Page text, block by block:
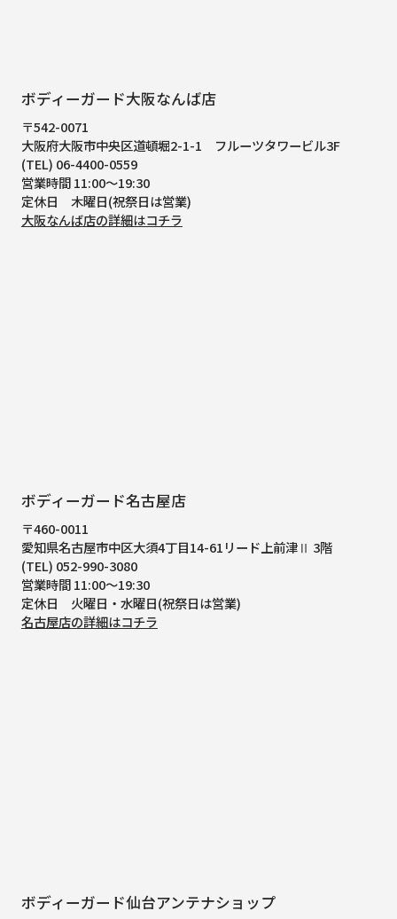
ボディーガード大阪なんば店
〒542-0071
大阪府大阪市中央区道頓堀2-1-1
フルーツタワービル3F
(TEL) 06-4400-0559
営業時間 11:00～19:30
定休日 木曜日(祝祭日は営業)
大阪なんば店の詳細はコチラ
ボディーガード名古屋店
〒460-0011
愛知県名古屋市中区大須4丁目14-61リード上前津Ⅱ 3階
(TEL) 052-990-3080
営業時間 11:00～19:30
定休日 火曜日・水曜日(祝祭日は営業)
名古屋店の詳細はコチラ
ボディーガード仙台アンテナショップ